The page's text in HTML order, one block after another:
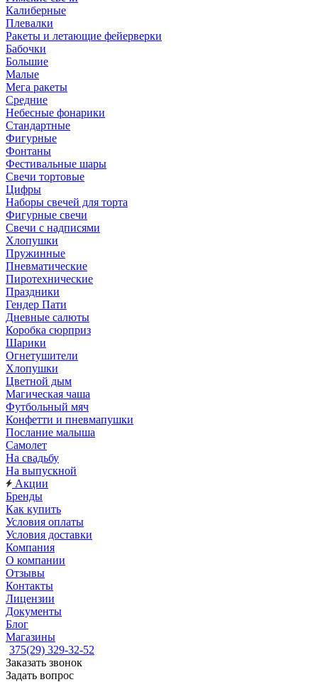
Калиберные
Плевалки
Ракеты и летающие фейерверки
Бабочки
Большие
Малые
Мега ракеты
Средние
Небесные фонарики
Стандартные
Фигурные
Фонтаны
Фестивальные шары
Свечи тортовые
Цифры
Наборы свечей для торта
Фигурные свечи
Свечи с надписями
Хлопушки
Пружинные
Пневматические
Пиротехнические
Праздники
Гендер Пати
Дневные салюты
Коробка сюрприз
Шарики
Огнетушители
Хлопушки
Цветной дым
Магическая чаша
Футбольный мяч
Конфетти и пневмапушки
Послание малыша
Самолет
На свадьбу
На выпускной
Акции
Бренды
Как купить
Условия оплаты
Условия доставки
Компания
О компании
Отзывы
Контакты
Лицензии
Документы
Блог
Магазины
375(29) 329-32-52
Заказать звонок
Задать вопрос